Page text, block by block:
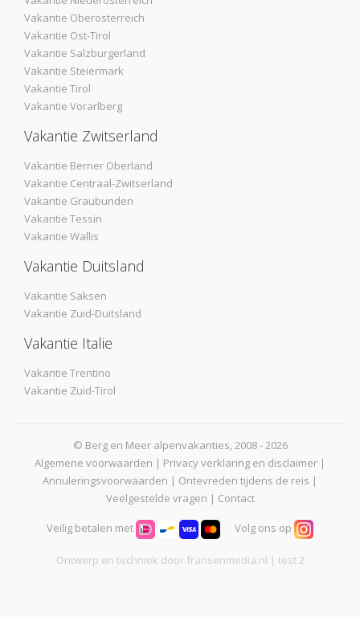
Vakantie Oberosterreich
Vakantie Ost-Tirol
Vakantie Salzburgerland
Vakantie Steiermark
Vakantie Tirol
Vakantie Vorarlberg
Vakantie Zwitserland
Vakantie Berner Oberland
Vakantie Centraal-Zwitserland
Vakantie Graubunden
Vakantie Tessin
Vakantie Wallis
Vakantie Duitsland
Vakantie Saksen
Vakantie Zuid-Duitsland
Vakantie Italie
Vakantie Trentino
Vakantie Zuid-Tirol
© Berg en Meer alpenvakanties, 2008 - 2026
Algemene voorwaarden | Privacy verklaring en disclaimer |
Annuleringsvoorwaarden | Ontevreden tijdens de reis |
Veelgestelde vragen | Contact
Veilig betalen met Volg ons op
Ontwerp en techniek door fransenmedia.nl | test 2